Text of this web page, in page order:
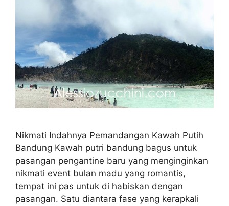
Nikmati Indahnya Pemandangan Kawah Putih
Bandung Kawah putri bandung bagus untuk
pasangan pengantine baru yang menginginkan
nikmati event bulan madu yang romantis,
tempat ini pas untuk di habiskan dengan
pasangan. Satu diantara fase yang kerapkali